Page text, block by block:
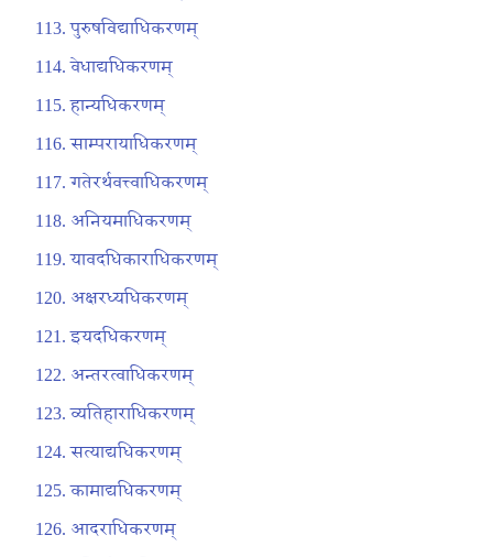
पुरुषविद्याधिकरणम्
वेधाद्यधिकरणम्
हान्यधिकरणम्
साम्परायाधिकरणम्
गतेरर्थवत्त्वाधिकरणम्
अनियमाधिकरणम्
यावदधिकाराधिकरणम्
अक्षरध्यधिकरणम्
इयदधिकरणम्
अन्तरत्वाधिकरणम्
व्यतिहाराधिकरणम्
सत्याद्यधिकरणम्
कामाद्यधिकरणम्
आदराधिकरणम्